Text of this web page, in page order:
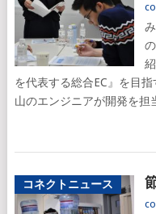
を代表する総合EC』を目
山のエンジニアが開発を
コネクトニュース